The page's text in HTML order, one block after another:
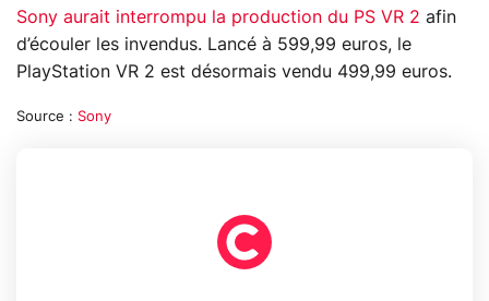
Sony aurait interrompu la production du PS VR 2 afin
d’écouler les invendus. Lancé à 599,99 euros, le
PlayStation VR 2 est désormais vendu 499,99 euros.
Source : Sony